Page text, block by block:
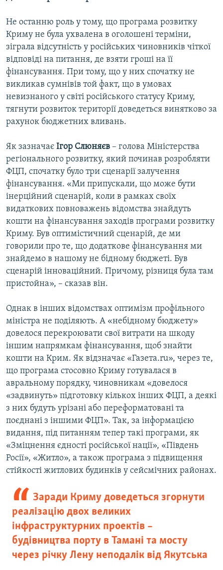
Не останню роль у тому, що програма розвитку
Криму не була ухвалена в оголошені терміни,
зіграла відсутність у російських чиновників чіткої
відповіді на питання, де взяти гроші на її
фінансування. При тому, що у них спочатку не
викликав сумнівів той факт, що в умовах
невизнаного у світі російського статусу Криму,
тягнути розвиток території доведеться винятково за
рахунок бюджетних вливань.
Як зазначає Ігор Слюняєв – голова Міністерства
регіонального розвитку, який починав розробляти
ФЦП, спочатку було три сценарії залучення
фінансування. «Ми припускали, що може бути
інерційний сценарій, коли в рамках своїх
видаткових повноважень відомства знайдуть
кошти на фінансування заходів програми розвитку
Криму. Був оптимістичний сценарій, де ми
говорили про те, що додаткове фінансування ми
знайдемо в нашому не бідному бюджеті. Був
сценарій інноваційний. Причому, різниця була там
пристойна», – сказав він.
Однак в інших відомствах оптимізм профільного
міністра не поділяють. А «небідному бюджету»
довелося перекроювати свої витрати на шкоду
іншим напрямкам фінансування, щоб знайти
кошти на Крим. Як відзначає «Газета.ru», через те,
що програма стосовно Криму готувалася в
авральному порядку, чиновникам «довелося
«задвинуть» підготовку кількох інших ФЦП, а деякі
з них будуть урізані або переформатовані та
поєднані з іншими ФЦП». Так, за інформацією
видання, під питанням тепер такі програми, як
«Зміцнення єдності російської нації», «Південь
Росії», «Житло», а також програма з підвищення
стійкості житлових будинків у сейсмічних районах.
Заради Криму доведеться згорнути
реалізацію двох великих
інфраструктурних проектів –
будівництва порту в Тамані та мосту
через річку Лену неподалік від Якутська